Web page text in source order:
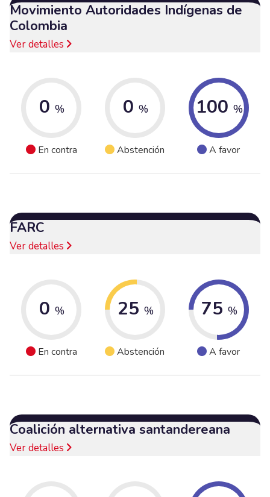
Movimiento Autoridades Indígenas de
Colombia
Ver detalles
0 %
En contra
0 %
Abstención
100 %
A favor
FARC
Ver detalles
0 %
En contra
25 %
Abstención
75 %
A favor
Coalición alternativa santandereana
Ver detalles